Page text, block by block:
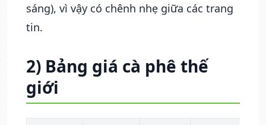
sáng), vì vậy có chênh nhẹ giữa các trang
tin.
2) Bảng giá cà phê thế
giới